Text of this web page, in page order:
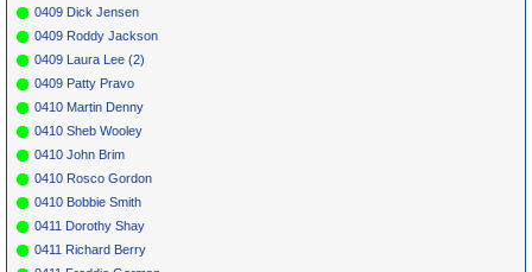
0409 Dick Jensen
0409 Roddy Jackson
0409 Laura Lee (2)
0409 Patty Pravo
0410 Martin Denny
0410 Sheb Wooley
0410 John Brim
0410 Rosco Gordon
0410 Bobbie Smith
0411 Dorothy Shay
0411 Richard Berry